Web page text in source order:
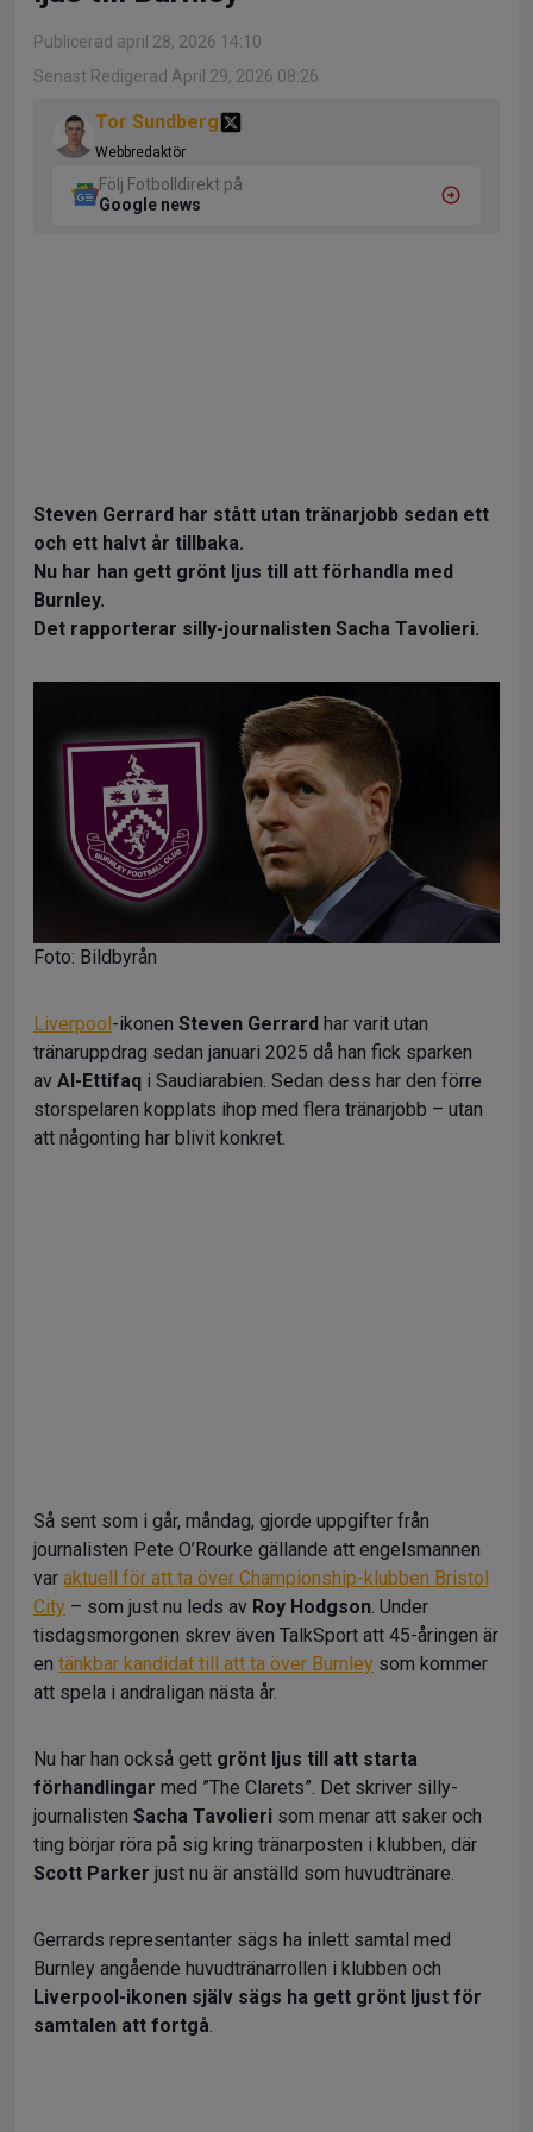
Publicerad april 28, 2026 14:10
Senast Redigerad April 29, 2026 08:26
Tor Sundberg
Webbredaktör
Följ Fotbolldirekt på
Google news
Steven Gerrard har stått utan tränarjobb sedan ett
och ett halvt år tillbaka.
Nu har han gett grönt ljus till att förhandla med
Burnley.
Det rapporterar silly-journalisten Sacha Tavolieri.
Foto: Bildbyrån
Liverpool-ikonen Steven Gerrard har varit utan
tränaruppdrag sedan januari 2025 då han fick sparken
av Al-Ettifaq i Saudiarabien. Sedan dess har den förre
storspelaren kopplats ihop med flera tränarjobb – utan
att någonting har blivit konkret.
Så sent som i går, måndag, gjorde uppgifter från
journalisten Pete O’Rourke gällande att engelsmannen
var aktuell för att ta över Championship-klubben Bristol
City – som just nu leds av Roy Hodgson. Under
tisdagsmorgonen skrev även TalkSport att 45-åringen är
en tänkbar kandidat till att ta över Burnley som kommer
att spela i andraligan nästa år.
Nu har han också gett grönt ljus till att starta
förhandlingar med ”The Clarets”. Det skriver silly-
journalisten Sacha Tavolieri som menar att saker och
ting börjar röra på sig kring tränarposten i klubben, där
Scott Parker just nu är anställd som huvudtränare.
Gerrards representanter sägs ha inlett samtal med
Burnley angående huvudtränarrollen i klubben och
Liverpool-ikonen själv sägs ha gett grönt ljust för
samtalen att fortgå.